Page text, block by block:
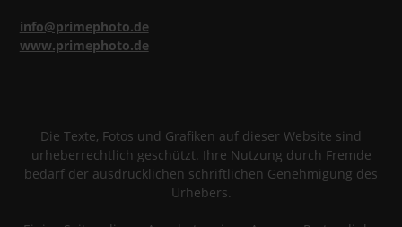
info@primephoto.de
www.primephoto.de
Die Texte, Fotos und Grafiken auf dieser Website sind
urheberrechtlich geschützt. Ihre Nutzung durch Fremde
bedarf der ausdrücklichen schriftlichen Genehmigung des
Urhebers.